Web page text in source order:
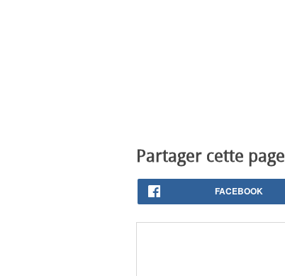
Partager cette page
FACEBOOK